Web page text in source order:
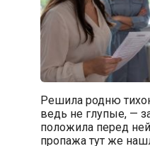
Решила родню
ведь не глупые, —
положила перед
пропажа тут же